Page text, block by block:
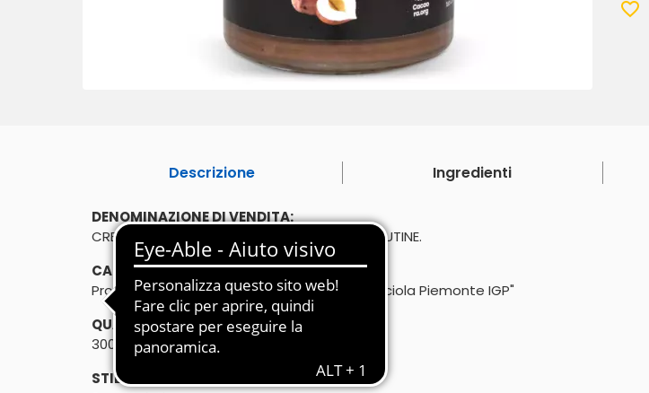
Descrizione Ingredienti
DENOMINAZIONE DI VENDITA:
CREMA SPALMABILE ALLA NOCCIOLA. SENZA GLUTINE.
CARATTERISTICHE:
Prodotto ottenuto esclusivamente da "Nocciola Piemonte IGP"
QUANTITÀ:
300g
STILE DI VITA: